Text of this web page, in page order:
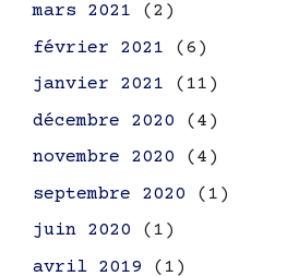
mars 2021 (2)
février 2021 (6)
janvier 2021 (11)
décembre 2020 (4)
novembre 2020 (4)
septembre 2020 (1)
juin 2020 (1)
avril 2019 (1)